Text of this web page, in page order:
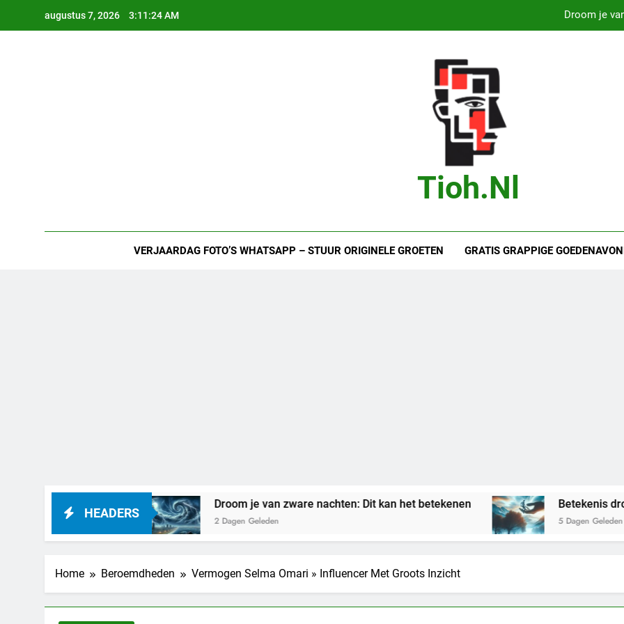
augustus 7, 2026 3:11:25 AM Droom je
Bas Jonker Getrouwd – Alles wat
Bas Jonker Getrouwd – Alles wat
Tioh.nl
VERJAARDAG FOTO’S WHATSAPP – STUUR ORIGINELE GROETEN GRATIS GRAPPIGE
HEADERS
betekenen Droom je van zware nachten: Dit kan het betekenen
2 Dagen Geleden
Betekenis droom
5 Dagen Geleden
Home Beroemdheden Vermogen Selma Omari » Influencer Met Groots Inzicht